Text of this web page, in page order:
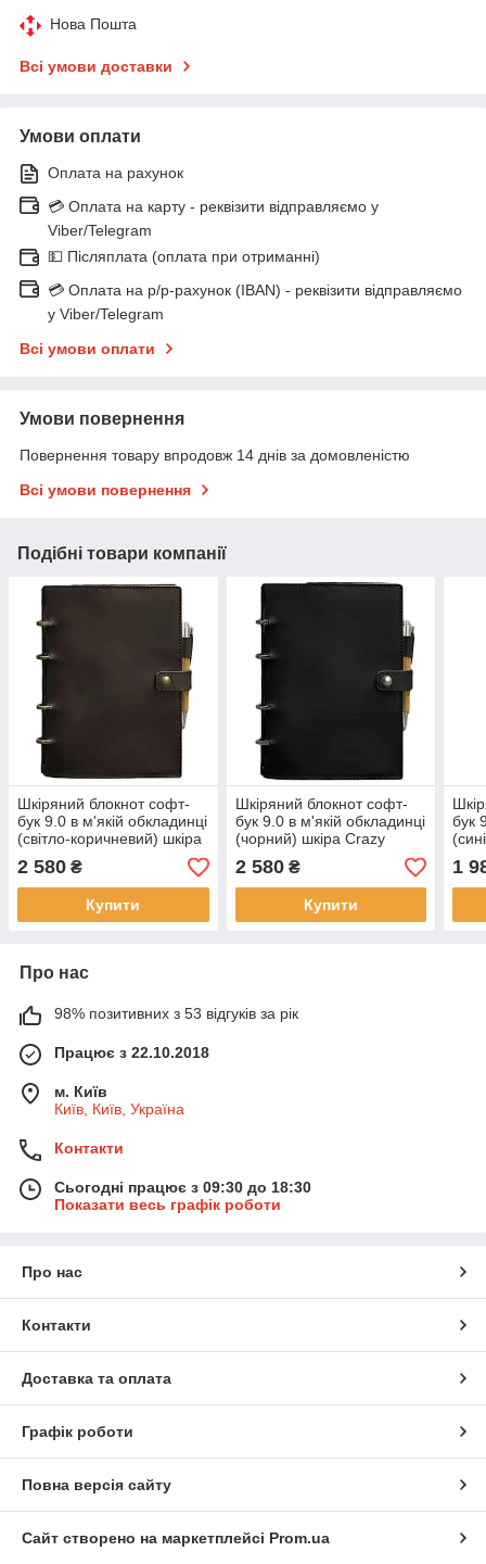
Нова Пошта
Всі умови доставки
Умови оплати
Оплата на рахунок
💳 Оплата на карту - реквізити відправляємо у
Viber/Telegram
💵 Післяплата (оплата при отриманні)
💳 Оплата на р/р-рахунок (IBAN) - реквізити відправляємо
у Viber/Telegram
Всі умови оплати
Умови повернення
Повернення товару впродовж 14 днів за домовленістю
Всі умови повернення
Подібні товари компанії
Шкіряний блокнот cофт-
бук 9.0 в м'якій обкладинці
(світло-коричневий) шкіра
Crazy Horse
2 580 ₴
Купити
Шкіряний блокнот cофт-
бук 9.0 в м'якій обкладинці
(чорний) шкіра Crazy
Horse
2 580₴
Купити
бук
1
Про нас
98% позитивних з 53 відгуків за рік
Працює з 22.10.2018
м. Київ
Київ, Київ, Україна
Контакти
Сьогодні працює з 09:30 до 18:30
Показати весь графік роботи
Про нас
Контакти
Доставка та оплата
Графік роботи
Повна версія сайту
Сайт створено на маркетплейсі Prom.ua